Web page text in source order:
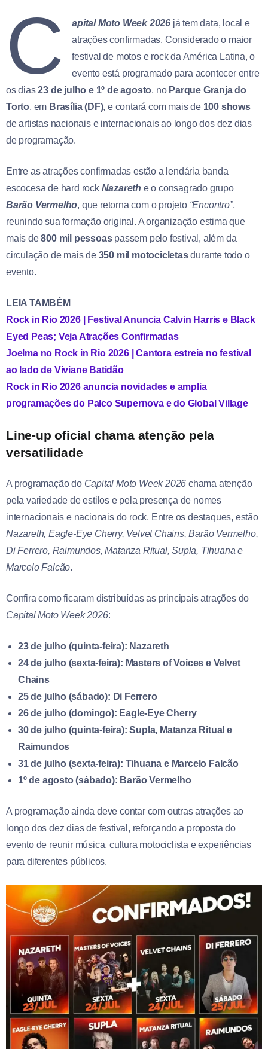
C apital Moto Week 2026 já tem data, local e
atrações confirmadas. Considerado o maior
festival de motos e rock da América Latina, o
evento está programado para acontecer entre
os dias23 de julho e 1º de agosto, no Parque Granja do
Torto, em Brasília (DF), e contará com mais de 100 shows
de artistas nacionais e internacionais ao longo dos dez dias
de programação.
Entre as atrações confirmadas estão a lendária banda
escocesa de hard rock Nazareth e o consagrado grupo
Barão Vermelho, que retorna com o projeto“Encontro”,
reunindo sua formação original. A organização estima que
mais de800 mil pessoaspassem pelo festival, além da
circulação de mais de 350 mil motocicletasdurante todo o
evento.
LEIA TAMBÉM
Rock in Rio 2026 | Festival Anuncia Calvin Harris e Black
Eyed Peas; Veja Atrações Confirmadas
Joelma no Rock in Rio 2026 | Cantora estreia no festival
ao lado de Viviane Batidão
Rock in Rio 2026 anuncia novidades e amplia
programações do Palco Supernova e do Global Village
Line-up oficial chama atenção pela
versatilidade
A programação do Capital Moto Week 2026 chama atenção
pela variedade de estilos e pela presença de nomes
internacionais e nacionais do rock. Entre os destaques, estão
Nazareth, Eagle-Eye Cherry, Velvet Chains, Barão Vermelho,
Di Ferrero, Raimundos, Matanza Ritual, Supla, Tihuana e
Marcelo Falcão.
Confira como ficaram distribuídas as principais atrações do
Capital Moto Week 2026:
23 de julho (quinta-feira): Nazareth
24 de julho (sexta-feira): Masters of Voices e Velvet
Chains
25 de julho (sábado): Di Ferrero
26 de julho (domingo): Eagle-Eye Cherry
30 de julho (quinta-feira): Supla, Matanza Ritual e
Raimundos
31 de julho (sexta-feira): Tihuana e Marcelo Falcão
1º de agosto (sábado): Barão Vermelho
A programação ainda deve contar com outras atrações ao
longo dos dez dias de festival, reforçando a proposta do
evento de reunir música, cultura motociclista e experiências
para diferentes públicos.